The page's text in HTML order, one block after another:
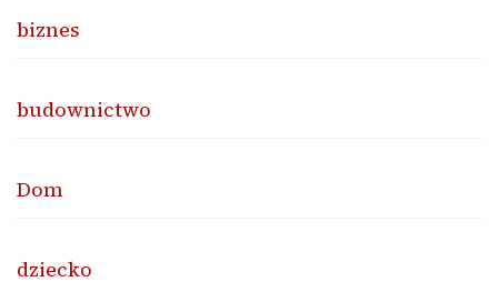
biznes
budownictwo
Dom
dziecko